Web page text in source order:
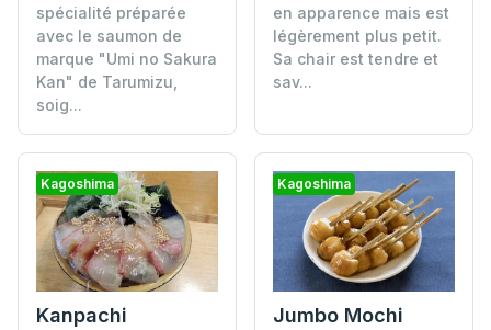
spécialité préparée
avec le saumon de
marque "Umi no Sakura
Kan" de Tarumizu,
soig...
en apparence mais est
légèrement plus petit.
Sa chair est tendre et
sav...
Kagoshima
Kanpachi
Kagoshima
Jumbo Mochi